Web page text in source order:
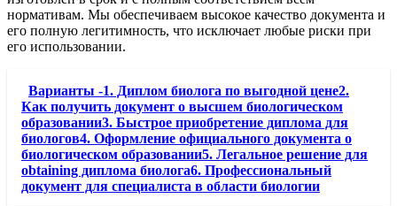
нормативам. Мы обеспечиваем высокое качество документа и
его полную легитимность, что исключает любые риски при
его использовании.
Варианты -1. Диплом биолога по выгодной цене2.
Как получить документ о высшем биологическом
образовании3. Быстрое приобретение диплома для
биологов4. Оформление официального документа о
биологическом образовании5. Легальное решение для
obtaining диплома биолога6. Профессиональный
документ для специалиста в области биологии